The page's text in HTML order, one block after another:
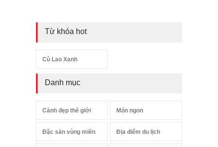
Từ khóa hot
Cù Lao Xanh
Danh mục
Cảnh đẹp thế giới Món ngon
Đặc sản vùng miền Địa điểm du lịch